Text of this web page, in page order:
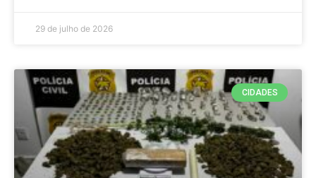
29 de julho de 2026
CIDADES